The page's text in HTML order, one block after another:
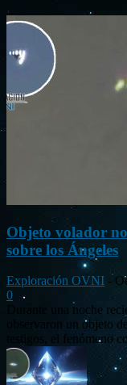
Objeto volador
sobre los Ángeles
Exploración OVNI -
0
Durante una noche
observaron un objeto
testigos, el fenómeno